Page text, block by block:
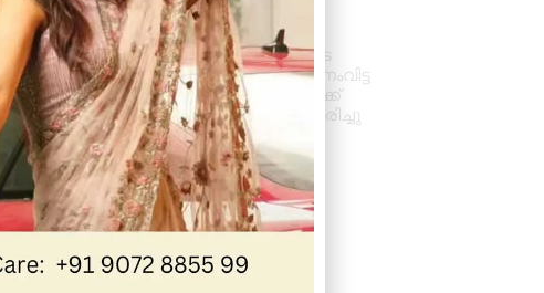
August 6, 20263:37 pm
വാഹനം ഓടിക്കുന്നതിനിടെ
ഹൃദയാഘാതം; നിയന്ത്രണംവിട്ട
സ്കൂൾ ബസ് കെട്ടിടത്തിലേക്ക്
ഇടിച്ചുകയറി, ഡ്രൈവർ മരിച്ചു
August 5, 2026 7:39 pm
« Previous Next »